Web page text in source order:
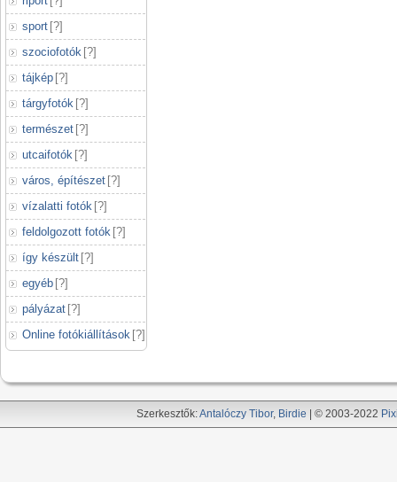
sport [?]
szociofotók [?]
tájkép [?]
tárgyfotók [?]
természet [?]
utcaifotók [?]
város, építészet [?]
vízalatti fotók [?]
feldolgozott fotók [?]
így készült [?]
egyéb [?]
pályázat [?]
Online fotókiállítások [?]
Szerkesztők:Antalóczy Tibor, Birdie | © 2003-2022